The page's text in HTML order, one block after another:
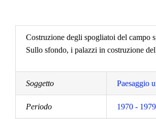
Costruzione degli spogliatoi del campo
Sullo sfondo, i palazzi in costruzione
Soggetto Paesaggio
Periodo 1970 - 1979